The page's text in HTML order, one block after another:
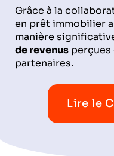
Grâce à la
en prêt immobilier
manière
de revenus perçues
partenaires.
Lire le